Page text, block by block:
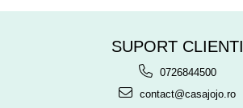
SUPORT CLIENTI
0726844500
contact@casajojo.ro